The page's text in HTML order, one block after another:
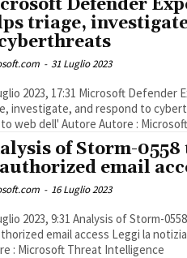
Defender
triage,
- 31 Luglio 2023
Microsoft Defender Experts for XDR helps
investigate, and respond to cyberthreats Leggi
web dell' Autore Autore :
of Storm-
email
- 16 Luglio 2023
Analysis of Storm-0558 techniques for
email access Leggi la notizia sul sito web dell' Autore
: Microsoft Threat Intelligence